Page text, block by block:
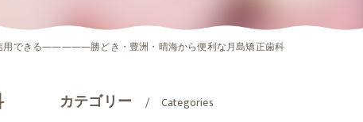
用できる―――――勝どき・豊洲・晴海から便利な月島矯正歯科
カテゴリー Categories